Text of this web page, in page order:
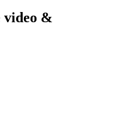
video &